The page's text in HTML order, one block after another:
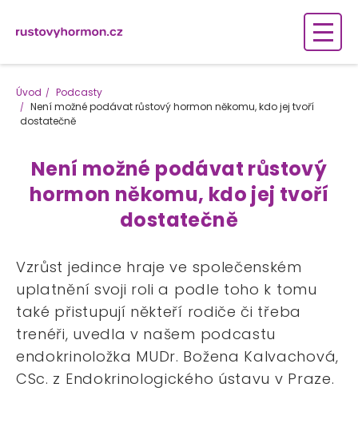
Úvod
Podcasty
Není možné podávat růstový hormon někomu, kdo jej tvoří
dostatečně
Není možné podávat růstový
hormon někomu, kdo jej tvoří
dostatečně
Vzrůst jedince hraje ve společenském
uplatnění svoji roli a podle toho k tomu
také přistupují někteří rodiče či třeba
trenéři, uvedla v našem podcastu
endokrinoložka MUDr. Božena Kalvachová,
CSc. z Endokrinologického ústavu v Praze.